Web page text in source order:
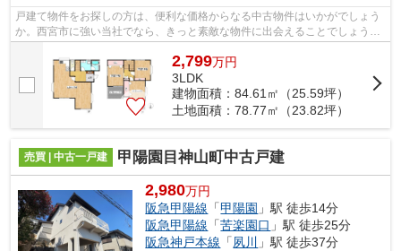
戸建て物件をお探しの方は、便利な価格からなる中古物件はいかがでしょう
か。西宮市に強い当社でなら、きっと素敵な物件に出会えることでしょう。
2,799万円
3LDK
建物面積：84.61㎡（25.59坪）
土地面積：78.77㎡（23.82坪）
売買 | 中古一戸建 甲陽園目神山町中古戸建
2,980万円
阪急甲陽線 「甲陽園 」駅 徒歩14分
阪急甲陽線 「苦楽園口 」駅 徒歩25分
阪急神戸本線 「夙川
」駅 徒歩37分